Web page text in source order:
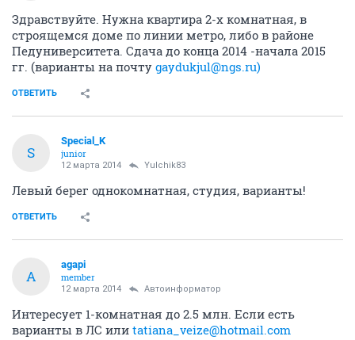
Здравствуйте. Нужна квартира 2-х комнатная, в
строящемся доме по линии метро, либо в районе
Педуниверситета. Сдача до конца 2014 -начала 2015
гг. (варианты на почту gaydukjul@ngs.ru)
ОТВЕТИТЬ
S
Special_K
junior
12 марта 2014 Yulchik83
Левый берег однокомнатная, студия, варианты!
ОТВЕТИТЬ
A
agapi
member
12 марта 2014 Автоинформатор
Интересует 1-комнатная до 2.5 млн. Если есть
варианты в ЛС или tatiana_veize@hotmail.com